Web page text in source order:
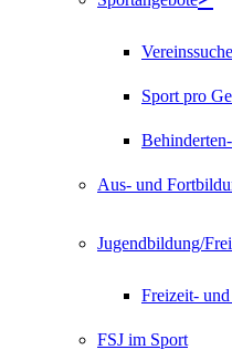
Sport pro
Aus- und
Jugendbildung/
Freizeit-
FSJ im Sport